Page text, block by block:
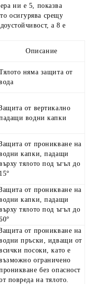
ни е 5, показва
осигурява срещу
а 8 е
Описание
няма защита от
от вертикално
водни капки
от проникване на
капки, падащи
тялото под ъгъл до
15°
от проникване на
капки, падащи
тялото под ъгъл до
от проникване на
пръски, идващи от
посоки, като е
ограничено
без опасност
повреда на тялото.